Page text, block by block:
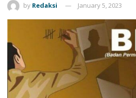
by Redaksi January 5, 2023